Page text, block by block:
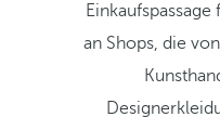
an Shops, die